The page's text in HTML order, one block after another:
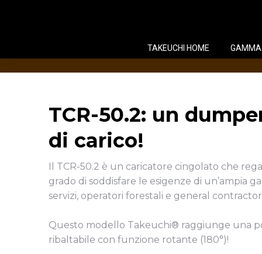
TAKEUCHI HOME GAMMA
TCR-50.2: un
di carico!
Il TCR-50.2 è un caricatore cingolato che
grado di soddisfare le esigenze di un’ampia
servizi, operatori forestali e general
Questo modello Takeuchi® raggiunge una
ribaltabile con funzione rotante (180°)!